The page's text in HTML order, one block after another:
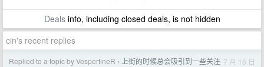
Dealsinfo, including closed deals, is not hidden
cin's recent replies
Replied to a topic by VespertineR › 上街的时候总会吸引到一些关注 7 月 16 日